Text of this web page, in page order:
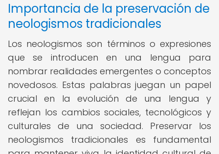
Importancia de la preservación de
neologismos tradicionales
Los neologismos son términos o expresiones
que se introducen en una lengua para
nombrar realidades emergentes o conceptos
novedosos. Estas palabras juegan un papel
crucial en la evolución de una lengua y
reflejan los cambios sociales, tecnológicos y
culturales de una sociedad. Preservar los
neologismos tradicionales es fundamental